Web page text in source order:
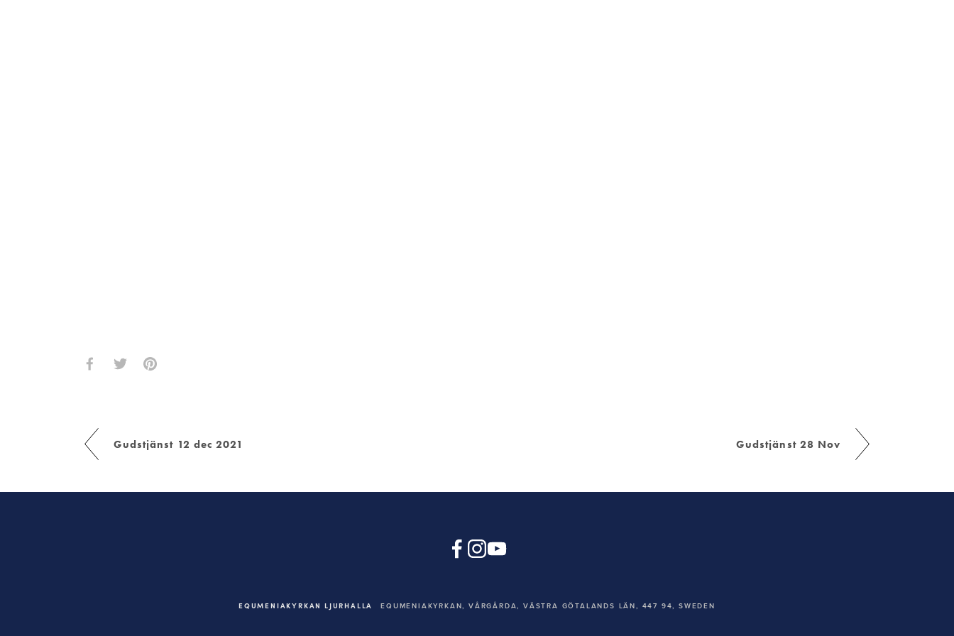
Gudstjänst 12 dec 2021 Gudstjänst 28 Nov
EQUMENIAKYRKAN LJURHALLA EQUMENIAKYRKAN, VÅRGÅRDA, VÄSTRA GÖTALANDS LÄN, 447 94, SWEDEN